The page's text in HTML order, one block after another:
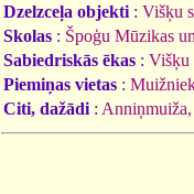
Dzelzceļa objekti : Višķu
Skolas : Špoģu Mūzikas
Sabiedriskās ēkas : Višķu
Piemiņas vietas :
Citi, dažādi : Anniņmuiža,